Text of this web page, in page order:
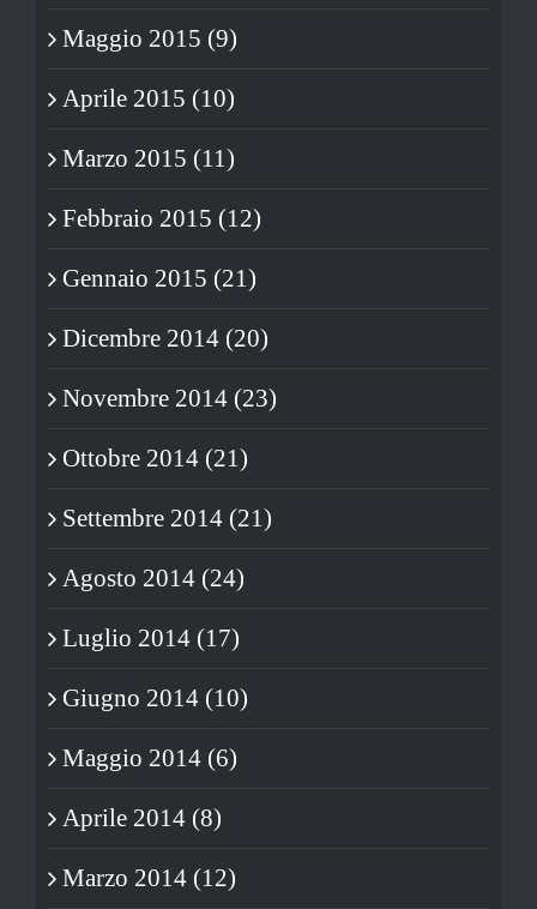
Maggio 2015 (9)
Aprile 2015 (10)
Marzo 2015 (11)
Febbraio 2015 (12)
Gennaio 2015 (21)
Dicembre 2014 (20)
Novembre 2014 (23)
Ottobre 2014 (21)
Settembre 2014 (21)
Agosto 2014 (24)
Luglio 2014 (17)
Giugno 2014 (10)
Maggio 2014 (6)
Aprile 2014 (8)
Marzo 2014 (12)